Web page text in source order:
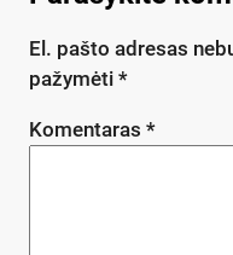
El. pašto adresas
pažymėti *
Komentaras *